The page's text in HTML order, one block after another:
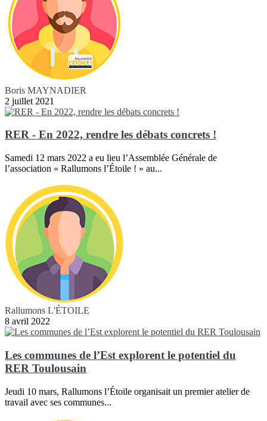
Boris MAYNADIER
2 juillet 2021
RER - En 2022, rendre les débats concrets !
Samedi 12 mars 2022 a eu lieu l’Assemblée Générale de
l’association « Rallumons l’Étoile ! » au...
Rallumons L'ÉTOILE
8 avril 2022
Les communes de l’Est explorent le potentiel du
RER Toulousain
Jeudi 10 mars, Rallumons l’Étoile organisait un premier atelier de
travail avec ses communes...